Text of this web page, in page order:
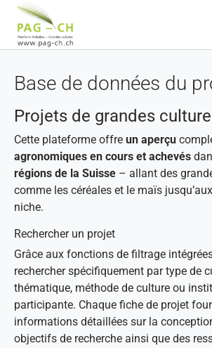
Base de données du
Projets de grandes
Cette plateforme offre un aperçu
agronomiques en cours et achevés
régions de la Suisse – allant des
comme les céréales et le maïs
niche.
Rechercher un projet
Grâce aux fonctions de filtrage
rechercher spécifiquement par type de
thématique, méthode de culture ou
participante. Chaque fiche de projet
informations détaillées sur la
objectifs de recherche ainsi que des